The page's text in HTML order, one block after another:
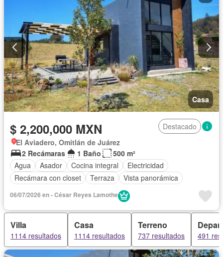
Casa
$ 2,200,000 MXN
Destacado
El Aviadero, Omitlán de Juárez
2 Recámaras
1 Baño
500 m²
Agua
Asador Cocina integral
Electricidad
Recámara con closet
Terraza Vista panorámica
06/07/2026 en - César Reyes Lamothe
Villa
1114 resultados
Casa
1114 resultados
Terreno
737 resultados 491